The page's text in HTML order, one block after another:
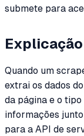
submete para
Quando um
extrai os dados
da página e o
informações
para a API de